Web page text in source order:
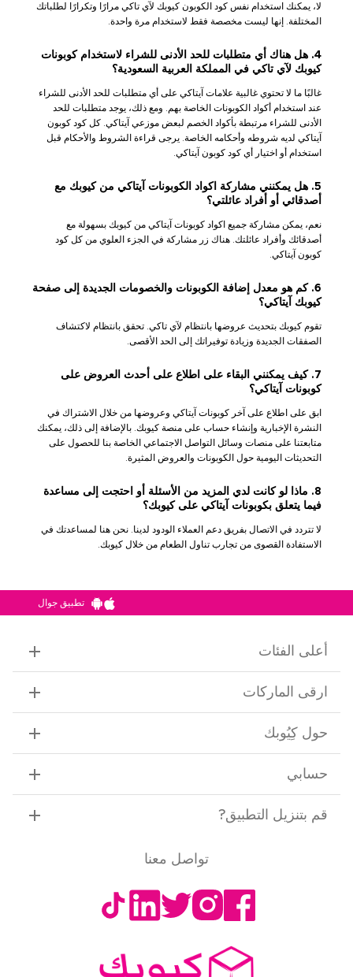
لا، يمكنك استخدام نفس كود الكوبون كيوبك لآي تاكي مرارًا وتكرارًا لطلباتك
المختلفة. إنها ليست مخصصة فقط لاستخدام مرة واحدة.
4. هل هناك أي متطلبات للحد الأدنى للشراء لاستخدام كوبونات
كيوبك لآي تاكي في المملكة العربية السعودية؟
غالبًا ما لا تحتوي غالبية علامات آيتاكي على أي متطلبات للحد الأدنى للشراء
عند استخدام أكواد الكوبونات الخاصة بهم. ومع ذلك، يوجد متطلبات للحد
الأدنى للشراء مرتبطة بأكواد الخصم لبعض موزعي آيتاكي. كل كود كوبون
آيتاكي لديه شروطه وأحكامه الخاصة. يرجى قراءة الشروط والأحكام قبل
استخدام أو اختيار أي كود كوبون آيتاكي.
5. هل يمكنني مشاركة اكواد الكوبونات آيتاكي من كيوبك مع
أصدقائي أو أفراد عائلتي؟
نعم، يمكن مشاركة جميع اكواد كوبونات آيتاكي من كيوبك بسهولة مع
أصدقائك وأفراد عائلتك. هناك زر مشاركة في الجزء العلوي من كل كود
كوبون آيتاكي.
6. كم هو معدل إضافة الكوبونات والخصومات الجديدة إلى صفحة
كيوبك آيتاكي؟
تقوم كيوبك بتحديث عروضها بانتظام لآي تاكي. تحقق بانتظام لاكتشاف
الصفقات الجديدة وزيادة توفيراتك إلى الحد الأقصى.
7. كيف يمكنني البقاء على اطلاع على أحدث العروض على
كوبونات آيتاكي؟
ابق على اطلاع على آخر كوبونات آيتاكي وعروضها من خلال الاشتراك في
النشرة الإخبارية وإنشاء حساب على منصة كيوبك. بالإضافة إلى ذلك، يمكنك
متابعتنا على منصات وسائل التواصل الاجتماعي الخاصة بنا للحصول على
التحديثات اليومية حول الكوبونات والعروض المثيرة.
8. ماذا لو كانت لدي المزيد من الأسئلة أو احتجت إلى مساعدة
فيما يتعلق بكوبونات آيتاكي على كيوبك؟
لا تتردد في الاتصال بفريق دعم العملاء الودود لدينا. نحن هنا لمساعدتك في
الاستفادة القصوى من تجارب تناول الطعام من خلال كيوبك.
تطبيق جوال
أعلى الفئات
ارقى الماركات
حول كِيُوبك
حسابي
قم بتنزيل التطبيق?
تواصل معنا